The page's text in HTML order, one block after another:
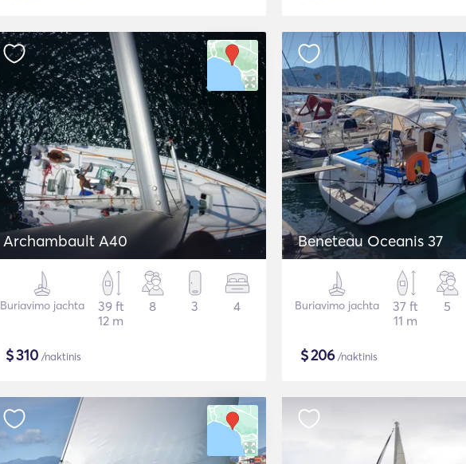
Archambault A40
Buriavimo jachta
39 ft
12 m
8 3 4
$310 /naktinis
Beneteau Oceanis 37
Buriavimo jachta
37 ft
11 m
5
$206/naktinis